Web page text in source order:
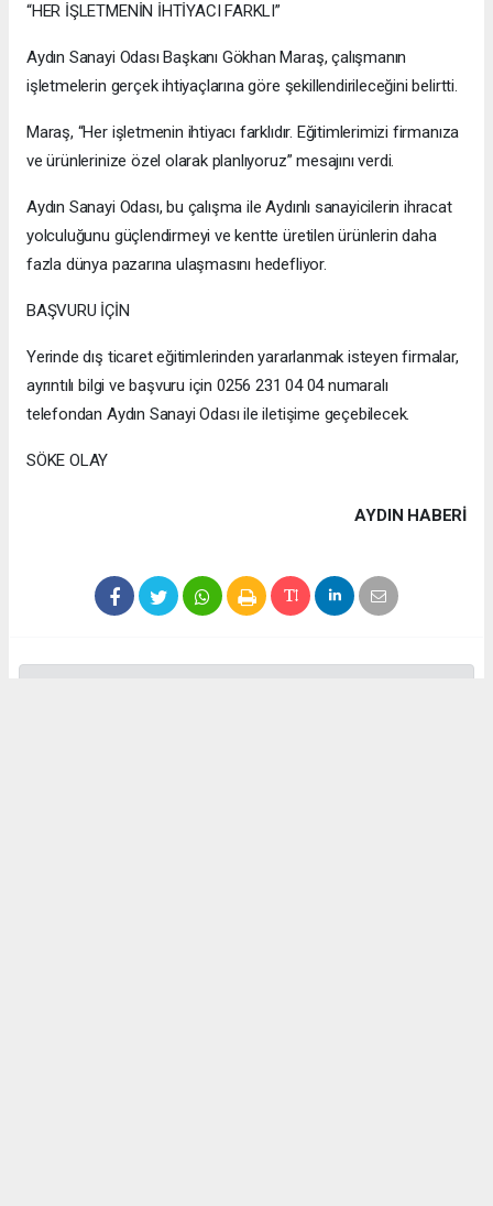
“HER İŞLETMENİN İHTİYACI FARKLI”
Aydın Sanayi Odası Başkanı Gökhan Maraş, çalışmanın
işletmelerin gerçek ihtiyaçlarına göre şekillendirileceğini belirtti.
Maraş, “Her işletmenin ihtiyacı farklıdır. Eğitimlerimizi firmanıza
ve ürünlerinize özel olarak planlıyoruz” mesajını verdi.
Aydın Sanayi Odası, bu çalışma ile Aydınlı sanayicilerin ihracat
yolculuğunu güçlendirmeyi ve kentte üretilen ürünlerin daha
fazla dünya pazarına ulaşmasını hedefliyor.
BAŞVURU İÇİN
Yerinde dış ticaret eğitimlerinden yararlanmak isteyen firmalar,
ayrıntılı bilgi ve başvuru için 0256 231 04 04 numaralı
telefondan Aydın Sanayi Odası ile iletişime geçebilecek.
SÖKE OLAY
AYDIN HABERİ